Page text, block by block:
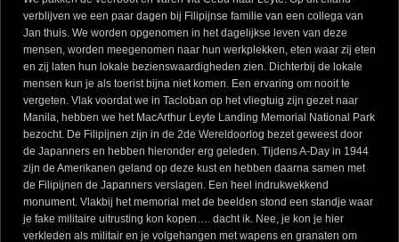
verblijven we een paar dagen bij Filipijnse familie van een collega van
Jan thuis. We worden opgenomen in het dagelijkse leven van deze
mensen, worden meegenomen naar hun werkplekken, eten waar zij eten
en zij laten hun lokale bezienswaardigheden zien. Dichterbij de lokale
mensen kun je als toerist bijna niet komen. Een ervaring om nooit te
vergeten. Vlak voordat we in Tacloban op het vliegtuig zijn gezet naar
Manila, hebben we het MacArthur Leyte Landing Memorial National Park
bezocht. De Filipijnen zijn in de 2de Wereldoorlog bezet geweest door
de Japanners en hebben hieronder erg geleden. Tijdens A-Day in 1944
zijn de Amerikanen geland op deze kust en hebben daarna samen met
de Filipijnen de Japanners verslagen. Een heel indrukwekkend
monument. Vlakbij het memorial met de beelden stond een standje waar
je fake militaire uitrusting kon kopen…. dacht ik. Nee, je kon je hier
verkleden als militair en je volgehangen met wapens en granaten om